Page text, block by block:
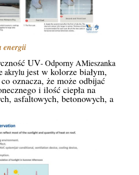
energii
UV- Odporny AMieszanka
akrylujest w kolorze białym,
oznacza, że ​​może odbijać
i ilość ciepła na
asfaltowych, betonowych, a